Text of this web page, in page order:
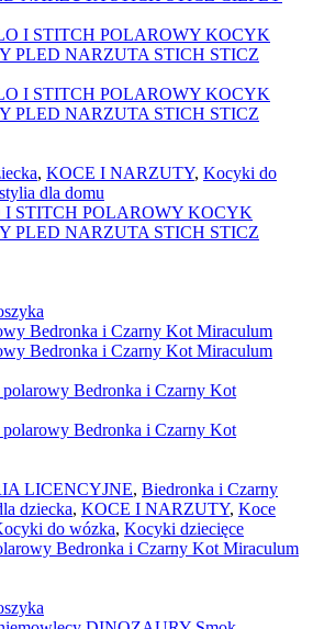
, KOCE I NARZUTY, Kocyki do
dla domu
STITCH POLAROWY KOCYK
PLED NARZUTA STICH STICZ
LICENCYJNE, Biedronka i Czarny
dziecka, KOCE I NARZUTY, Koce
do wózka, Kocyki dziecięce
Bedronka i Czarny Kot Miraculum